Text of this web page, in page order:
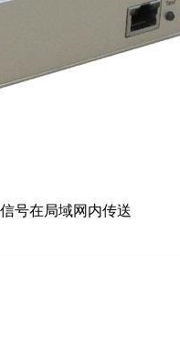
号在局域网内传送